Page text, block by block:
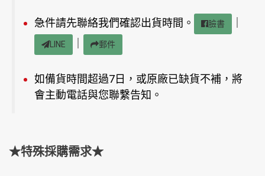
急件請先聯絡我們確認出貨時間。 臉書
LINE 郵件
如備貨時間超過7日，或原廠已缺貨不補，將
會主動電話與您聯繫告知。
★特殊採購需求★